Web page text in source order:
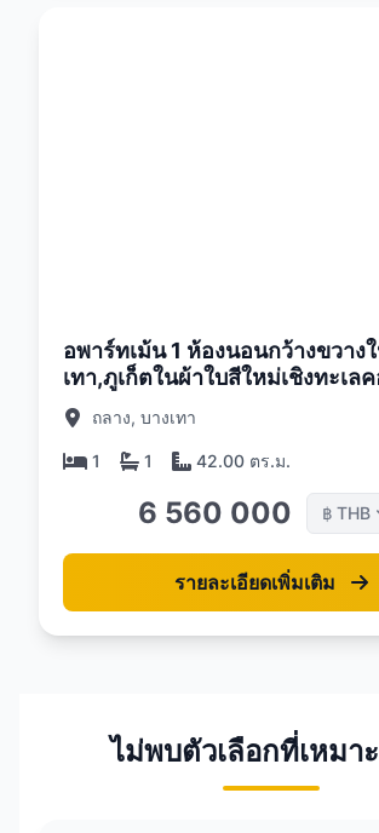
อพาร์ทเม้น 1 ห้องนอนกว้างขวาง
เทา,ภูเก็ตในผ้าใบสีใหม่เชิงทะเล
ถลาง, บางเทา
1 1 42.00 ตร.ม.
6 560 000 ฿ THB
รายละเอียดเพิ่มเติม
ไม่พบตัวเลือกที่เหมา